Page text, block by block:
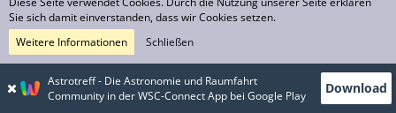
Nutzungsbedingungen
© Astrotreff 2001-2026, lizenziert unter CC BY-SA,
sofern für einzelne Inhalte nicht anders angegeben
Astrotreff - Die Astronomie und Raumfahrt
Community in der WSC-Connect App bei Google Play
Download
Sie sich damit einverstanden, dass wir Cookies setzen.
Weitere Informationen
Schließen